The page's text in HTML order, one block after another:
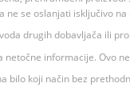
se oslanjati isključivo
drugih dobavljača ili
informacije. Ovo
koji način bez